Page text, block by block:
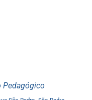
Pedagógico